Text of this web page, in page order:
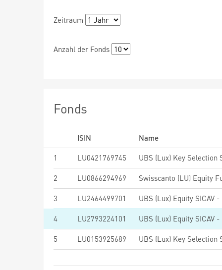
Zeitraum
Anzahl der Fonds
Fonds
ISIN
Name
1
LU0421769745
2 LU0866294969
3 LU2464499701
4 LU2793224101
5 LU0153925689